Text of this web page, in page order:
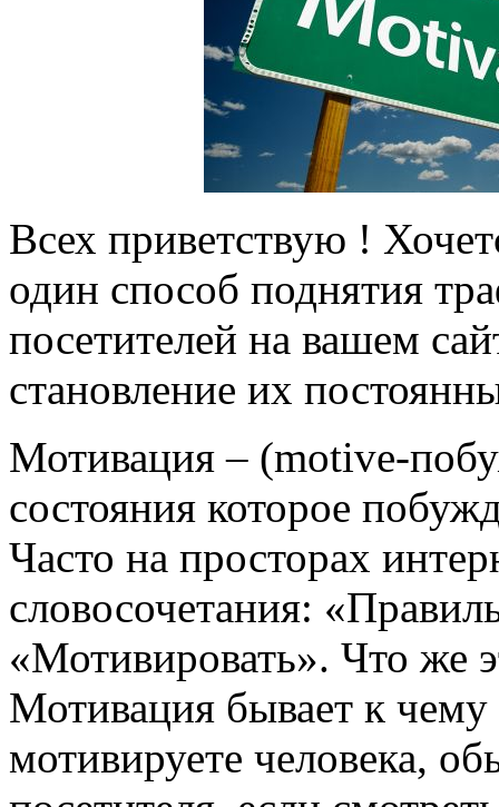
Всех приветствую !
один способ поднятия
посетителей на вашем
становление их
Мотивация – (motive-
состояния которое
Часто на просторах
словосочетания:
«Мотивировать». Что же
Мотивация бывает к чему
мотивируете человека,